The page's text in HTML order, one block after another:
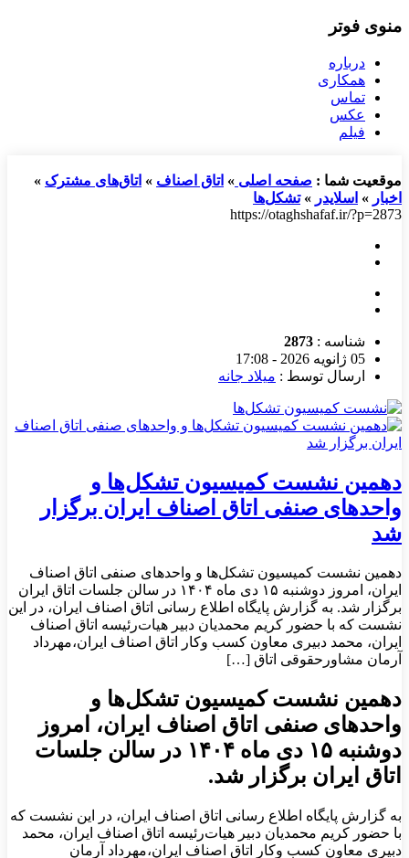
منوی فوتر
درباره
همکاری
تماس
عکس
فیلم
موقعیت شما : صفحه اصلی » اتاق اصناف » اتاق‌های مشترک »
اخبار » اسلایدر »تشکل‌ها
https://otaghshafaf.ir/?p=2873
شناسه : 2873
05 ژانویه 2026 - 17:08
ارسال توسط : میلاد جانه
دهمین نشست کمیسیون تشکل‌ها و
واحدهای صنفی اتاق اصناف ایران برگزار
شد
دهمین نشست کمیسیون تشکل‌ها و واحدهای صنفی اتاق اصناف
ایران، امروز دو‌شنبه ۱۵ دی ماه ۱۴۰۴ در سالن جلسات اتاق ایران
برگزار شد. به گزارش پایگاه اطلاع رسانی اتاق اصناف ایران، در این
نشست که با حضور کریم محمدیان دبیر هیات‌رئیسه اتاق اصناف
ایران، محمد دبیری معاون کسب وکار اتاق اصناف ایران،مهرداد
آرمان مشاورحقوقی اتاق […]
دهمین نشست کمیسیون تشکل‌ها و
واحدهای صنفی اتاق اصناف ایران، امروز
دو‌شنبه ۱۵ دی ماه ۱۴۰۴ در سالن جلسات
اتاق ایران برگزار شد.
به گزارش پایگاه اطلاع رسانی اتاق اصناف ایران، در این نشست که
با حضور کریم محمدیان دبیر هیات‌رئیسه اتاق اصناف ایران، محمد
دبیری معاون کسب وکار اتاق اصناف ایران،مهرداد آرمان